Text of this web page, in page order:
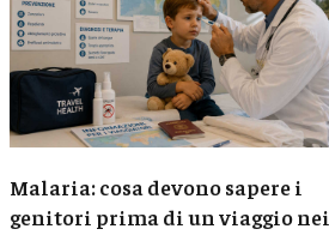
Malaria: cosa devono sapere i
genitori prima di un viaggio nei